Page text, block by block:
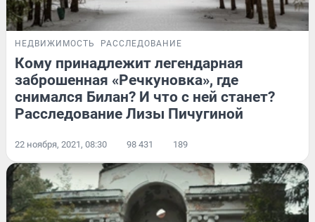
НЕДВИЖИМОСТЬ РАССЛЕДОВАНИЕ
Кому принадлежит легендарная
заброшенная «Речкуновка», где
снимался Билан? И что с ней станет?
Расследование Лизы Пичугиной
22 ноября, 2021, 08:30 98 431 189